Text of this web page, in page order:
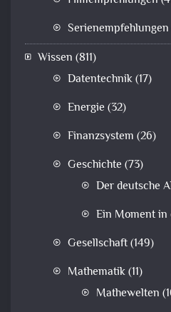
Serienempfehlungen
Wissen (811)
Datentechnik(17)
Energie (32)
Finanzsystem (26)
Geschichte (73)
Der deutsche
Ein Moment in
Gesellschaft(149)
Mathematik(11)
Mathewelten